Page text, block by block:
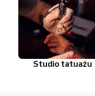
Studio tatuażu